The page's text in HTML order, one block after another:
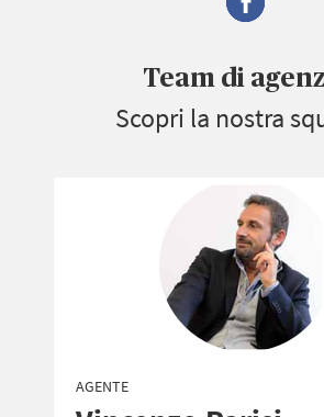
Team di
Scopri la nostra
AGENTE